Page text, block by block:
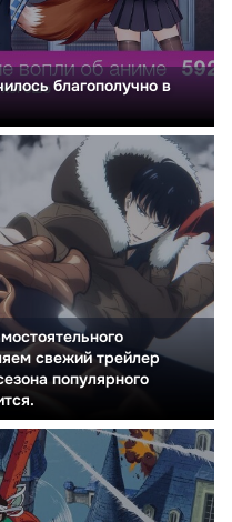
благополучно в
свежий трейлер
популярного